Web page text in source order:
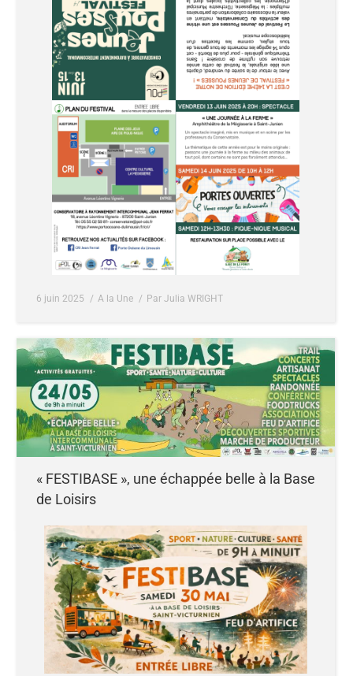
6 juin 2025 A la Une ParJulia WRIGHT
« FESTIBASE », une échappée belle à la Base
de Loisirs